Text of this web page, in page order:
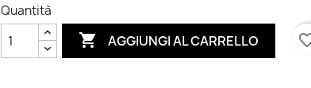
Quantità
 AGGIUNGI AL CARRELLO